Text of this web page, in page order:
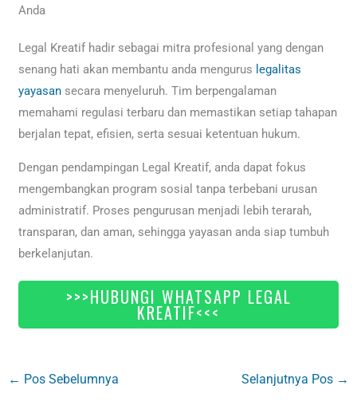
Anda
Legal Kreatif hadir sebagai mitra profesional yang dengan
senang hati akan membantu anda mengurus legalitas
yayasan secara menyeluruh. Tim berpengalaman
memahami regulasi terbaru dan memastikan setiap tahapan
berjalan tepat, efisien, serta sesuai ketentuan hukum.
Dengan pendampingan Legal Kreatif, anda dapat fokus
mengembangkan program sosial tanpa terbebani urusan
administratif. Proses pengurusan menjadi lebih terarah,
transparan, dan aman, sehingga yayasan anda siap tumbuh
berkelanjutan.
>>>HUBUNGI WHATSAPP LEGAL
KREATIF<<<
← Pos Sebelumnya Selanjutnya Pos →